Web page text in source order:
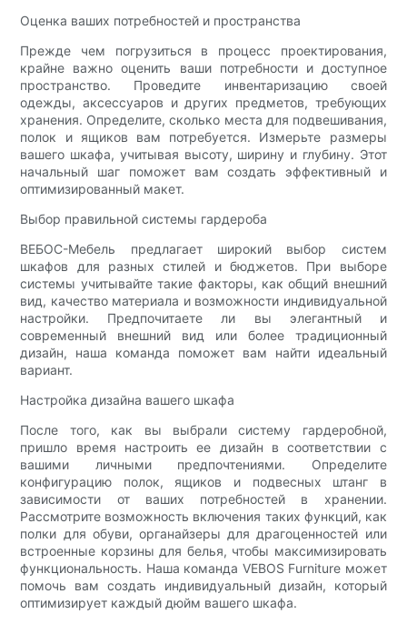
Оценка ваших потребностей и пространства
Прежде чем погрузиться в процесс проектирования,
крайне важно оценить ваши потребности и доступное
пространство. Проведите инвентаризацию своей
одежды, аксессуаров и других предметов, требующих
хранения. Определите, сколько места для подвешивания,
полок и ящиков вам потребуется. Измерьте размеры
вашего шкафа, учитывая высоту, ширину и глубину. Этот
начальный шаг поможет вам создать эффективный и
оптимизированный макет.
Выбор правильной системы гардероба
ВЕБОС-Мебель предлагает широкий выбор систем
шкафов для разных стилей и бюджетов. При выборе
системы учитывайте такие факторы, как общий внешний
вид, качество материала и возможности индивидуальной
настройки. Предпочитаете ли вы элегантный и
современный внешний вид или более традиционный
дизайн, наша команда поможет вам найти идеальный
вариант.
Настройка дизайна вашего шкафа
После того, как вы выбрали систему гардеробной,
пришло время настроить ее дизайн в соответствии с
вашими личными предпочтениями. Определите
конфигурацию полок, ящиков и подвесных штанг в
зависимости от ваших потребностей в хранении.
Рассмотрите возможность включения таких функций, как
полки для обуви, органайзеры для драгоценностей или
встроенные корзины для белья, чтобы максимизировать
функциональность. Наша команда VEBOS Furniture может
помочь вам создать индивидуальный дизайн, который
оптимизирует каждый дюйм вашего шкафа.